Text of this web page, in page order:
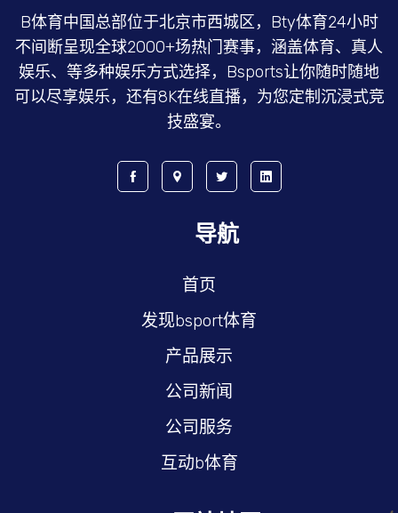
B体育中国总部位于北京市西城区，Bty体育24小时
不间断呈现全球2000+场热门赛事，涵盖体育、真人
娱乐、等多种娱乐方式选择，Bsports让你随时随地
可以尽享娱乐，还有8K在线直播，为您定制沉浸式竞
技盛宴。
导航
首页
发现bsport体育
产品展示
公司新闻
公司服务
互动b体育